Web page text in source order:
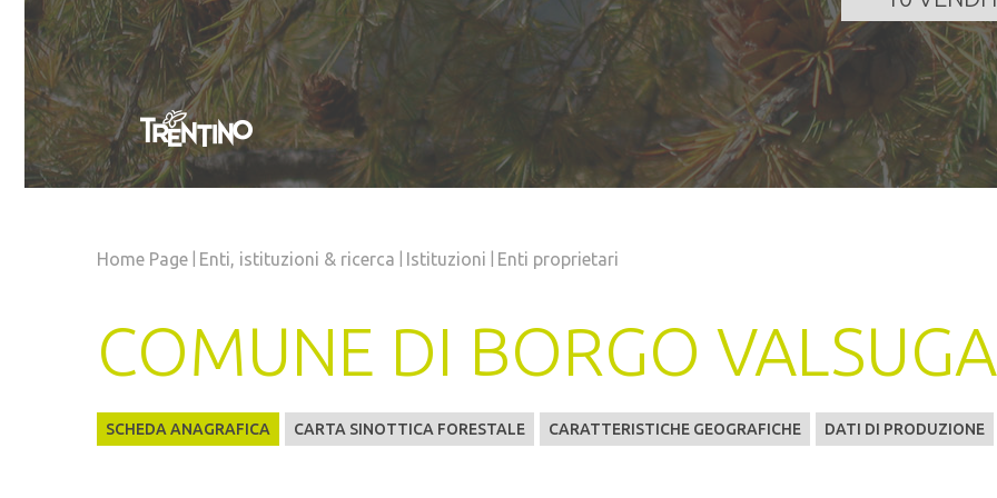
Home Page Enti, istituzioni & ricerca Istituzioni Enti proprietari
COMUNE DI BORGO
SCHEDA ANAGRAFICA CARTA SINOTTICA FORESTALE CARATTERISTICHE GEOGRAFICHE DATI DI PRODUZIONE